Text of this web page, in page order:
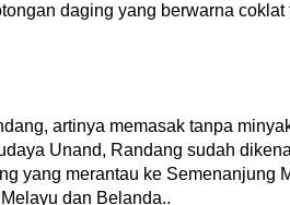
daging yang berwarna coklat
artinya memasak tanpa
Unand, Randang sudah
yang merantau ke Semenanjung
dan Belanda..